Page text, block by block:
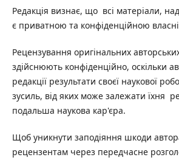
Редакція визнає, що всі матеріали,
є приватною та конфіденційною
Рецензування оригінальних
здійснюють конфіденційно, оскільки
редакції результати своєї наукової
зусиль, від яких може залежати їхня
подальша наукова кар'єра.
Щоб уникнути заподіяння шкоди
рецензентам через передчасне